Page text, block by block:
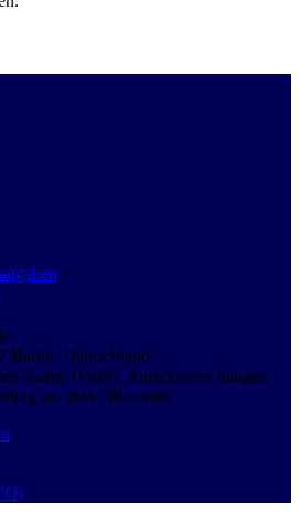
Berlin, Deutschland
Rufnr. (VoIP), Anrufkosten hängen
ab, max. 49 ct/min.